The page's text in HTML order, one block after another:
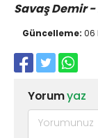
Savaş Demir
Güncelleme: 06
Yorumyaz